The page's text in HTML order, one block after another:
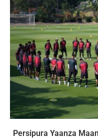
Persipura Yaanza